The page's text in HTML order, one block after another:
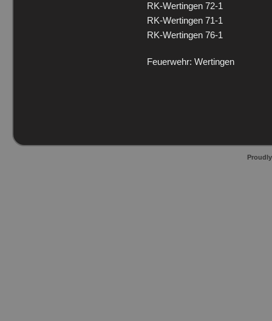
RK-Wertingen 72-1
RK-Wertingen 71-1
RK-Wertingen 76-1
Feuerwehr: Wertingen